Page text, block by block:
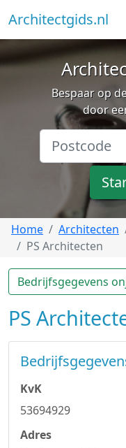
Architectgids.nl
Bespaar op
door
Home Architecten
PS Architecten
Bedrijfsgegevens
PS
KvK
53694929
Adres